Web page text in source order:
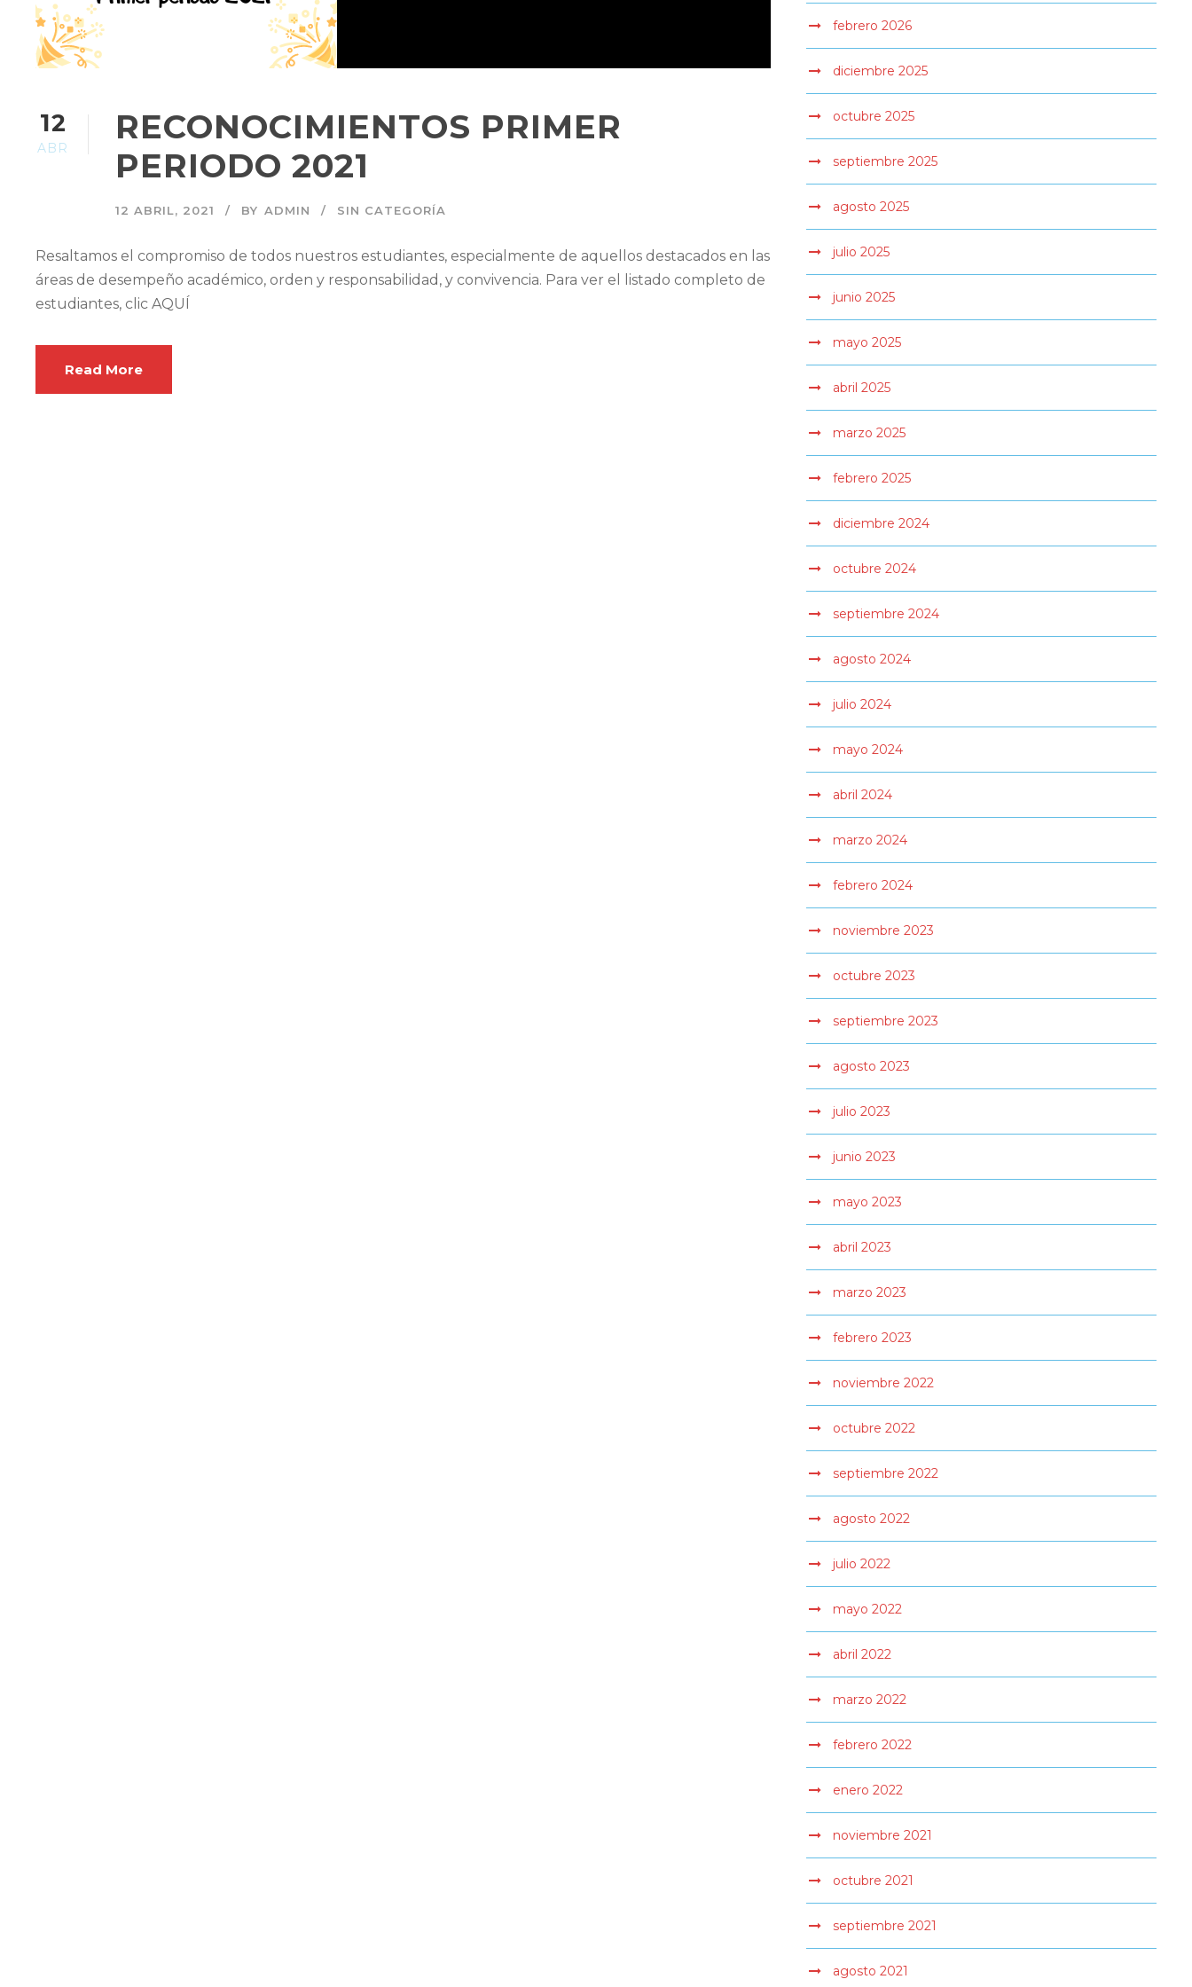
12
ABR
RECONOCIMIENTOS PRIMER
PERIODO 2021
12 ABRIL, 2021 BY ADMIN SIN CATEGORÍA
Resaltamos el compromiso de todos nuestros estudiantes, especialmente de aquellos destacados en las
áreas de desempeño académico, orden y responsabilidad, y convivencia. Para ver el listado completo de
estudiantes, clic AQUÍ
Read More
febrero 2026
diciembre 2025
octubre 2025
septiembre 2025
agosto 2025
julio 2025
junio 2025
mayo 2025
abril 2025
marzo 2025
febrero 2025
diciembre 2024
octubre 2024
septiembre 2024
agosto 2024
julio 2024
mayo 2024
abril 2024
marzo 2024
febrero 2024
noviembre 2023
octubre 2023
septiembre 2023
agosto 2023
julio 2023
junio 2023
mayo 2023
abril 2023
marzo 2023
febrero 2023
noviembre 2022
octubre 2022
septiembre 2022
agosto 2022
julio 2022
mayo 2022
abril 2022
marzo 2022
febrero 2022
enero 2022
noviembre 2021
octubre 2021
septiembre 2021
agosto 2021